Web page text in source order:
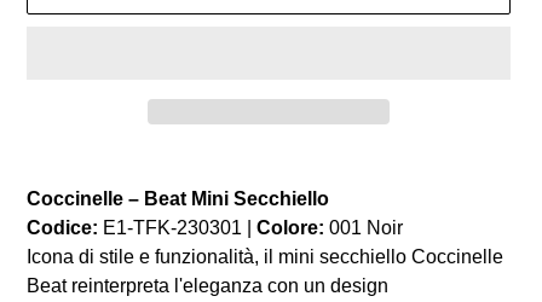
del
nel
carrello
Coccinelle – Beat Mini Secchiello
Codice: E1-TFK-230301 | Colore: 001 Noir
Icona di stile e funzionalità, il mini secchiello Coccinelle
Beat reinterpreta l'eleganza con un design